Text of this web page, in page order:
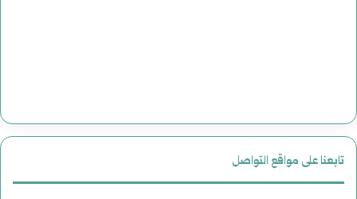
تابعنا على مواقع التواصل